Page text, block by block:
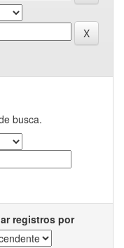
busca.
registros por